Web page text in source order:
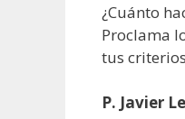
¿Cuánto
Proclama
tus
P. Javier